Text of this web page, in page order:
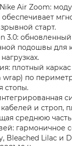
Air Zoom:
обеспечивает
старт.
3.0:
подошвы для
плотный
по
стопы.
и строп,
среднюю часть
гармоничное
Bleached Lilac и